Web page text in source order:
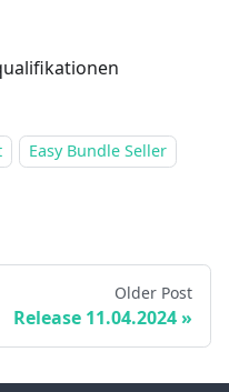
Easy Bundle Seller
Older Post
Release 11.04.2024